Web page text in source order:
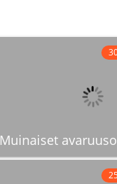
Muinaiset